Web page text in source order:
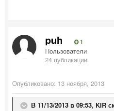
puh 1
Пользователи
24 публикации
Опубликовано: 13 ноября, 2013
В 11/13/2013 в 09:53, KIR